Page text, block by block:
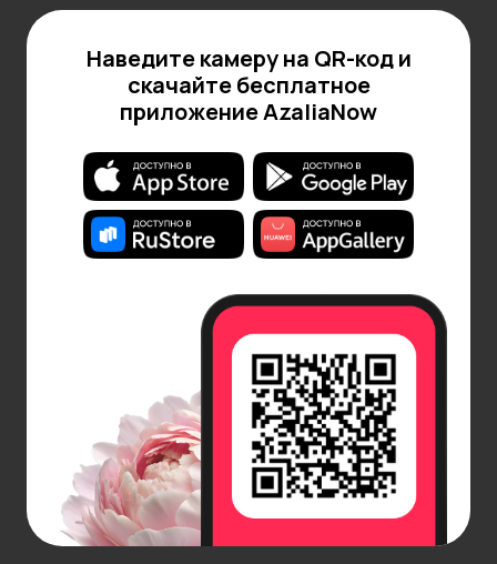
Наведите камеру на QR-код и
скачайте бесплатное
приложение AzaliaNow